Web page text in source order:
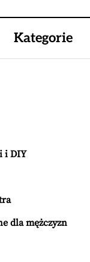
Kategorie
i DIY
dla mężczyzn